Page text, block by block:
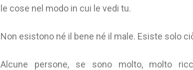
le cose nel modo in cui le vedi tu.
Non esistono né il bene né il male. Esiste solo
Alcune persone, se sono molto, molto